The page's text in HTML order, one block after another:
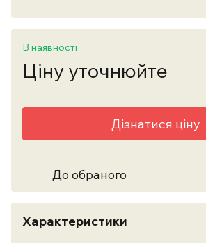
В наявності
Ціну уточнюйте
Дізнатися ціну
До обраного
Характеристики